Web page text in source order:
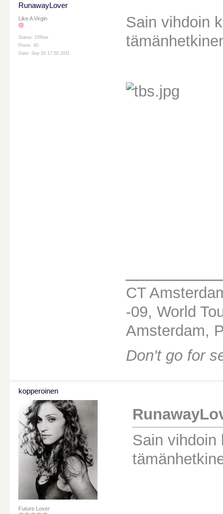
RunawayLover
Like A Virgin
Status: Offline
Posts: 40
Date: Sep 20 17:50 2011
Sain vihdoin
CT
-09, World
Amsterdam,
Don't go for
kopperoinen
Future Lover
Sain vihdoin